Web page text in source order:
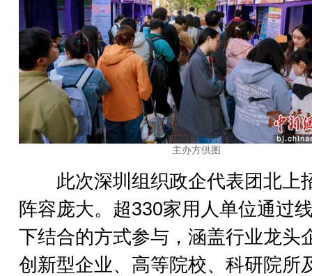
主办方供图
此次深圳组织政企代表团北上
阵容庞大。超330家用人单位通过
下结合的方式参与，涵盖行业龙头
创新型企业、高等院校、科研院所